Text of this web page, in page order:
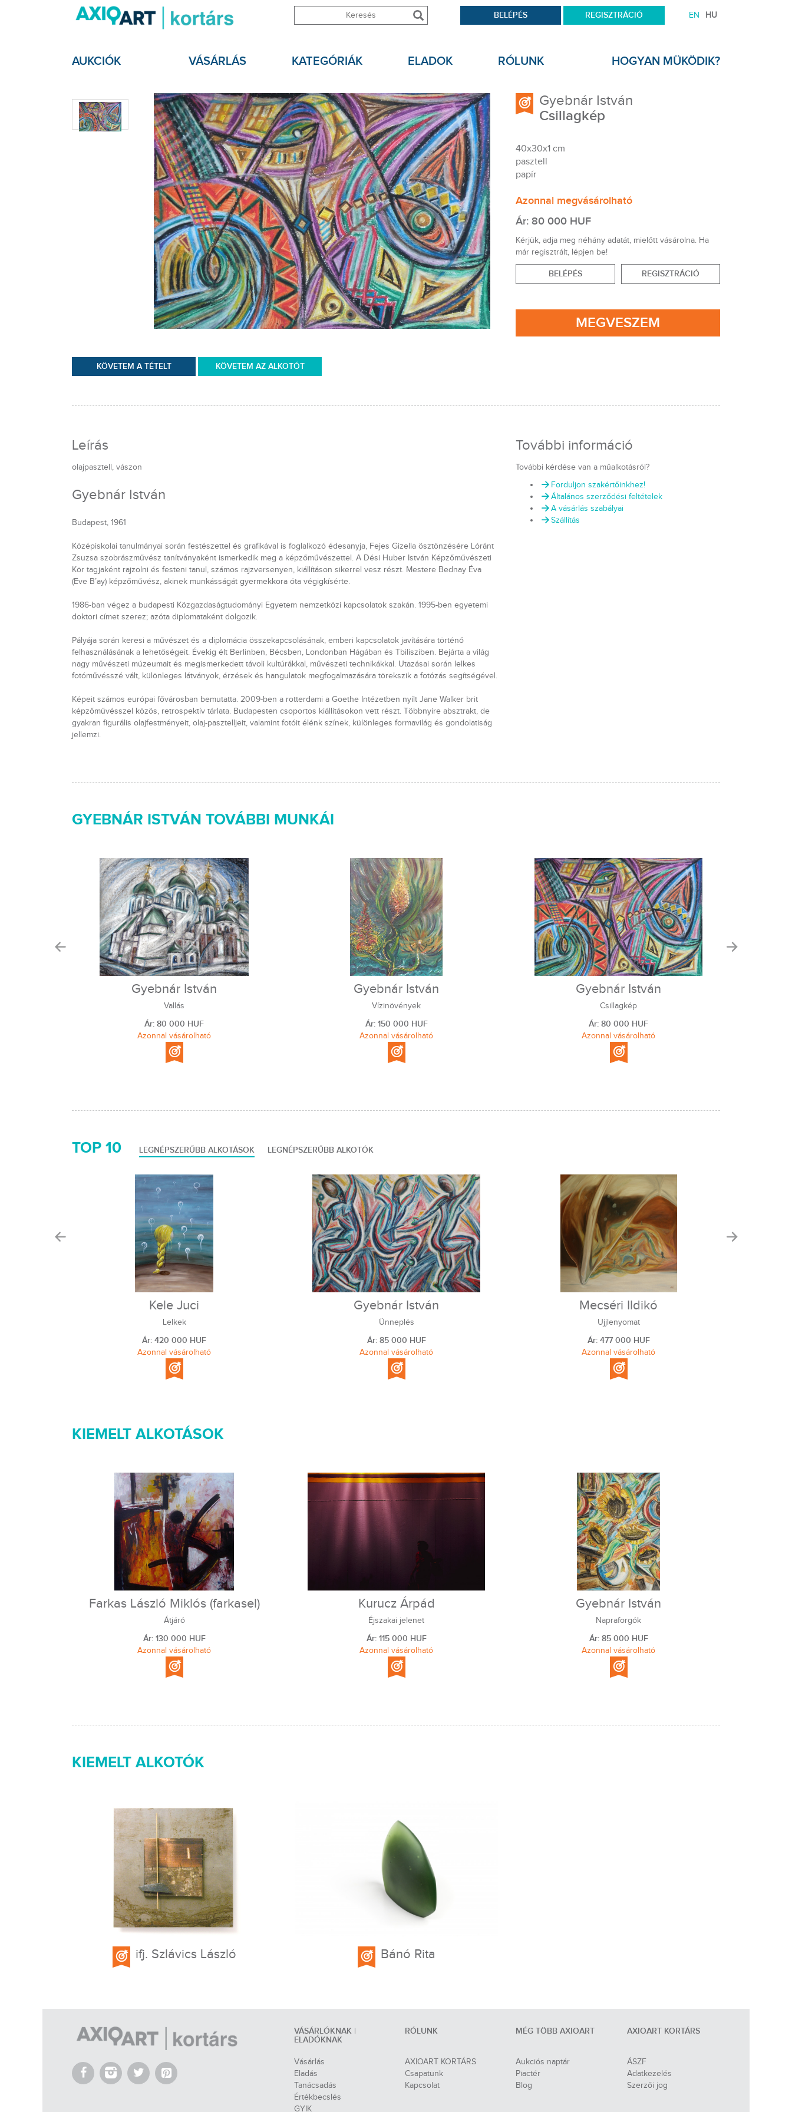
BELÉPÉS REGISZTRÁCIÓ EN HU
AUKCIÓK VÁSÁRLÁS KATEGÓRIÁK ELADOK RÓLUNK HOGYAN MÜKÖDIK?
Gyebnár István
Csillagkép
40x30x1 cm
pasztell
papír
Azonnal megvásárolható
Ár: 80 000 HUF
Kérjük, adja meg néhány adatát, mielőtt vásárolna. Ha
már regisztrált, lépjen be!
BELÉPÉS REGISZTRÁCIÓ
MEGVESZEM
KÖVETEM A TÉTELT KÖVETEM AZ ALKOTÓT
Leírás
olajpasztell, vászon
Gyebnár István
Budapest, 1961
Középiskolai tanulmányai során festészettel és grafikával is foglalkozó édesanyja, Fejes Gizella ösztönzésére Lóránt
Zsuzsa szobrászművész tanítványaként ismerkedik meg a képzőművészettel. A Dési Huber István Képzőművészeti
Kör tagjaként rajzolni és festeni tanul, számos rajzversenyen, kiállításon sikerrel vesz részt. Mestere Bednay Éva
(Eve B’ay) képzőművész, akinek munkásságát gyermekkora óta végigkísérte.
1986-ban végez a budapesti Közgazdaságtudományi Egyetem nemzetközi kapcsolatok szakán. 1995-ben egyetemi
doktori címet szerez; azóta diplomataként dolgozik.
Pályája során keresi a művészet és a diplomácia összekapcsolásának, emberi kapcsolatok javítására történő
felhasználásának a lehetőségeit. Évekig élt Berlinben, Bécsben, Londonban Hágában és Tbilisziben. Bejárta a világ
nagy művészeti múzeumait és megismerkedett távoli kultúrákkal, művészeti technikákkal. Utazásai során lelkes
fotóművésszé vált, különleges látványok, érzések és hangulatok megfogalmazására törekszik a fotózás segítségével.
Képeit számos európai fővárosban bemutatta. 2009-ben a rotterdami a Goethe Intézetben nyílt Jane Walker brit
képzőművésszel közös, retrospektív tárlata. Budapesten csoportos kiállításokon vett részt. Többnyire absztrakt, de
gyakran figurális olajfestményeit, olaj-pasztelljeit, valamint fotóit élénk színek, különleges formavilág és gondolatiság
jellemzi.
További információ
További kérdése van a műalkotásról?
Forduljon szakértőinkhez!
Általános szerződési feltételek
A vásárlás szabályai
Szállítás
GYEBNÁR ISTVÁN TOVÁBBI MUNKÁI
Gyebnár István
Vallás
Ár: 80 000 HUF
Azonnal vásárolható
Gyebnár István
Vízinövények
Ár: 150 000 HUF
Azonnal vásárolható
Gyebnár István
Csillagkép
Ár: 80 000 HUF
Azonnal vásárolható
TOP 10 LEGNÉPSZERŰBB ALKOTÁSOK LEGNÉPSZERŰBB ALKOTÓK
Kele Juci
Lelkek
Ár: 420 000 HUF
Azonnal vásárolható
Gyebnár István
Ünneplés
Ár: 85 000 HUF
Azonnal vásárolható
Mecséri Ildikó
Ujjlenyomat
Ár: 477 000 HUF
Azonnal vásárolható
KIEMELT ALKOTÁSOK
Farkas László Miklós (farkasel)
Átjáró
Ár: 130 000 HUF
Azonnal vásárolható
Kurucz Árpád
Éjszakai jelenet
Ár: 115 000 HUF
Azonnal vásárolható
Gyebnár István
Napraforgók
Ár: 85 000 HUF
Azonnal vásárolható
KIEMELT ALKOTÓK
ifj. Szlávics László Bánó Rita
VÁSÁRLÓKNAK |
ELADÓKNAK
Vásárlás
Eladás
Tanácsadás
Értékbecslés
GYIK
RÓLUNK
AXIOART KORTÁRS
Csapatunk
Kapcsolat
MÉG TÖBB AXIOART
Aukciós naptár
Piactér
Blog
AXIOART KORTÁRS
ÁSZF
Adatkezelés
Szerzői jog